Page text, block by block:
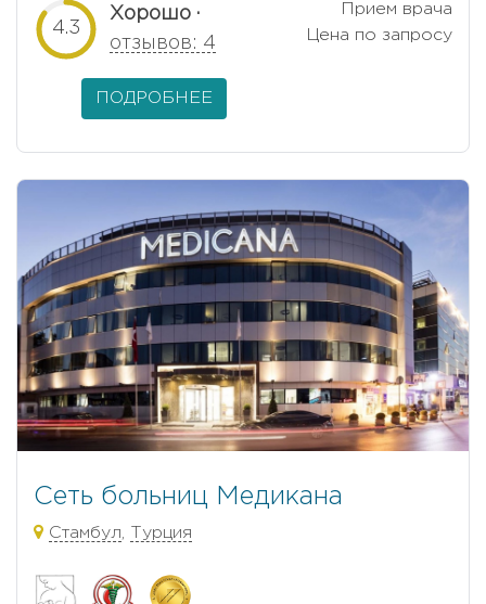
4.3
Хорошо ·
отзывов: 4
Прием врача
Цена по запросу
ПОДРОБНЕЕ
Сеть больниц Медикана
Стамбул, Турция